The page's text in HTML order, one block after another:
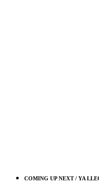
COMING UP NEXT / YA